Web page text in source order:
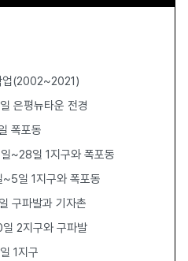
업(2002~2021)
은평뉴타운 전경
폭포동
~28일 1지구와 폭포동
일 1지구와 폭포동
구파발과 기자촌
2지구와 구파발
1지구